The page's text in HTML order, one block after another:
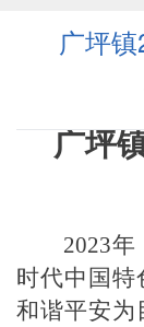
广坪
广坪
2023
时代中国
和谐平安为